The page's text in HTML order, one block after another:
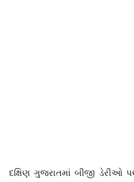
દક્ષિણ ગુજરાતમાં બીજી ડેરીઓ